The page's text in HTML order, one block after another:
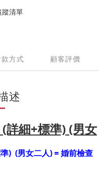
蹤清單
方式 顧客評價
述
詳細+標準) (男女
) (男女二人) = 婚前檢查